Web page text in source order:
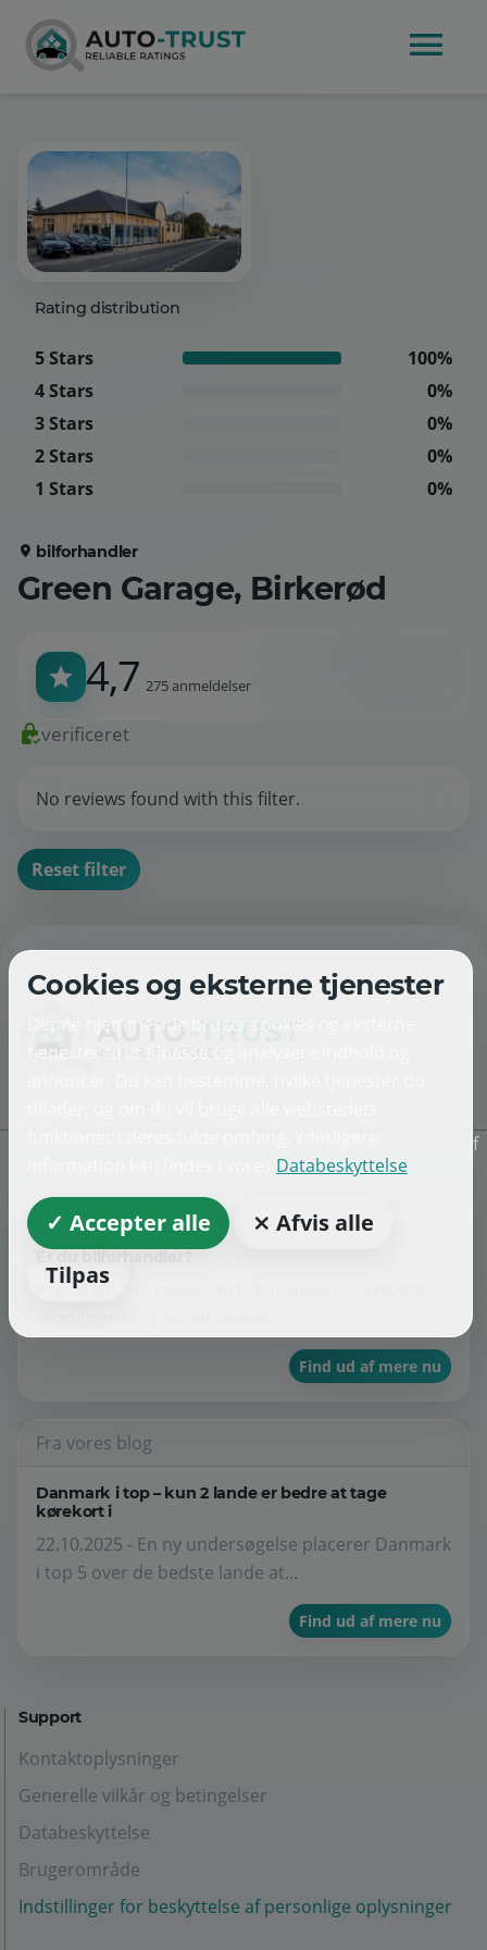
Rating distribution
5 Stars
100%
4 Stars
0%
3 Stars
0%
2 Stars
0%
1 Stars
0%
bilforhandler
Green Garage, Birkerød
4,7 275 anmeldelser
verificeret
No reviews found with this filter.
Reset filter
Forhandler
Anmod om information om bilforhandlerens eksperter
Find ud af mere nu
Fra vores blog
Danmark i top – kun 2 lande er bedre at tage
kørekort i
22.10.2025 - En ny undersøgelse placerer Danmark
i top 5 over de bedste lande at...
Find ud af mere nu
Support
Kontaktoplysninger
Generelle vilkår og betingelser
Databeskyttelse
Brugerområde
Indstillinger for beskyttelse af personlige oplysninger
Cookies og eksterne tjenester
Denne hjemmeside bruger cookies og eksterne
tjenester til at tilpasse og analysere indhold og
Databeskyttelse
✓ Accepter alle
⨯ Afvis alle
Tilpas
f